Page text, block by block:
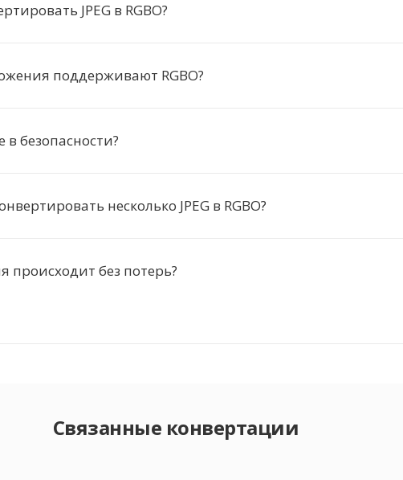
JPEG в RGBO?
поддерживают RGBO?
безопасности?
несколько JPEG в RGBO?
происходит без потерь?
Связанные конвертации